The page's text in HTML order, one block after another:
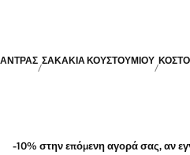
ΑΝΤΡΑΣ ΣΑΚΑΚΙΑ ΚΟΥΣΤΟΥΜΙΟΥ
-10% στην επόμενη αγορά σας, αν